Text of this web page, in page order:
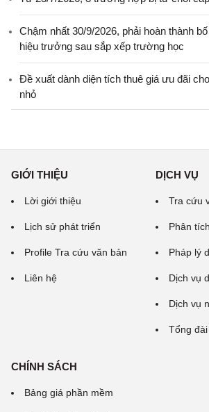
Chậm nhất 30/9/2026, phải hoàn thành
hiệu trưởng sau sắp xếp trường học
Đề xuất dành diện tích thuê giá ưu đãi
nhỏ
GIỚI THIỆU
Lời giới thiệu
Lịch sử phát triển
Profile Tra cứu văn bản
Liên hệ
DỊCH VỤ
Tra cứu
Phân
Pháp lý
Dịch vụ
Dịch vụ
Tổng
CHÍNH SÁCH
Bảng giá phần mềm